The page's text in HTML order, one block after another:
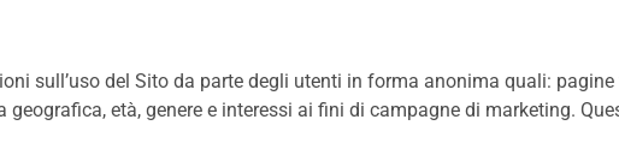
sull’uso del Sito da parte degli utenti in forma anonima quali:
età, genere e interessi ai fini di campagne di marketing.